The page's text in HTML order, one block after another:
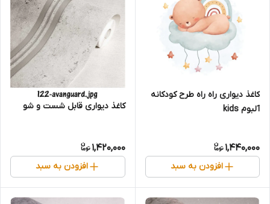
کاغذ دیواری راه راه طرح کودکانه
آلبوم kids
1,440,000
افزودن به سبد
کاغذ دیواری قابل شست و شو
1,420,000
افزودن به سبد